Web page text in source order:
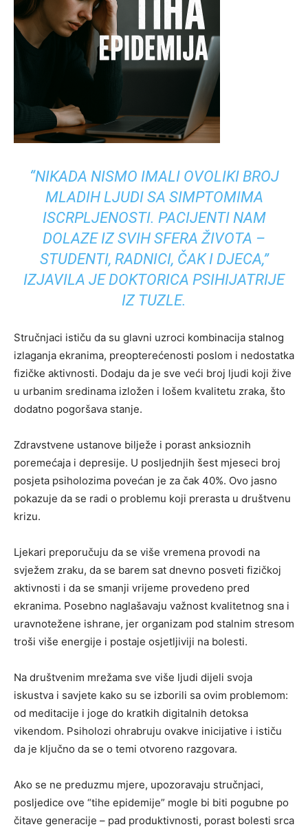
“NIKADA NISMO IMALI OVOLIKI BROJ
MLADIH LJUDI SA SIMPTOMIMA
ISCRPLJENOSTI. PACIJENTI NAM
DOLAZE IZ SVIH SFERA ŽIVOTA –
STUDENTI, RADNICI, ČAK I DJECA,”
IZJAVILA JE DOKTORICA PSIHIJATRIJE
IZ TUZLE.
Stručnjaci ističu da su glavni uzroci kombinacija stalnog
izlaganja ekranima, preopterećenosti poslom i nedostatka
fizičke aktivnosti. Dodaju da je sve veći broj ljudi koji žive
u urbanim sredinama izložen i lošem kvalitetu zraka, što
dodatno pogoršava stanje.
Zdravstvene ustanove bilježe i porast anksioznih
poremećaja i depresije. U posljednjih šest mjeseci broj
posjeta psiholozima povećan je za čak 40%. Ovo jasno
pokazuje da se radi o problemu koji prerasta u društvenu
krizu.
Ljekari preporučuju da se više vremena provodi na
svježem zraku, da se barem sat dnevno posveti fizičkoj
aktivnosti i da se smanji vrijeme provedeno pred
ekranima. Posebno naglašavaju važnost kvalitetnog sna i
uravnotežene ishrane, jer organizam pod stalnim stresom
troši više energije i postaje osjetljiviji na bolesti.
Na društvenim mrežama sve više ljudi dijeli svoja
iskustva i savjete kako su se izborili sa ovim problemom:
od meditacije i joge do kratkih digitalnih detoksa
vikendom. Psiholozi ohrabruju ovakve inicijative i ističu
da je ključno da se o temi otvoreno razgovara.
Ako se ne preduzmu mjere, upozoravaju stručnjaci,
posljedice ove “tihe epidemije” mogle bi biti pogubne po
čitave generacije – pad produktivnosti, porast bolesti srca